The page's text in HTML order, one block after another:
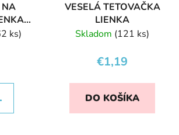
ks)
VESELÁ TETOVAČKA
LIENKA
Skladom (121 ks)
€1,19
DO KOŠÍKA